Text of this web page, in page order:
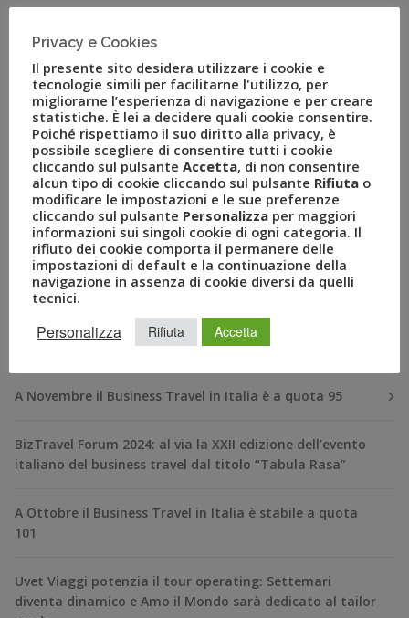
Mulini Resort&Spa di Erice e l’Infinity Resort di Tropea si
aggiungono ai nove hotel e resort già guidati dal
gruppo Uvet Milano, 10 febbraio 2021 – Salgono a dodici
le strutture alberghiere complessive a marchio Uvet
Hotel Company tra Italia ed estero. Infatti, la società
[…]
A Novembre il Business Travel in Italia è a quota 95
BizTravel Forum 2024: al via la XXII edizione dell’evento
italiano del business travel dal titolo “Tabula Rasa”
A Ottobre il Business Travel in Italia è stabile a quota
101
Uvet Viaggi potenzia il tour operating: Settemari
diventa dinamico e Amo il Mondo sarà dedicato al tailor
Privacy e Cookies
Il presente sito desidera utilizzare i cookie e
tecnologie simili per facilitarne l'utilizzo, per
migliorarne l’esperienza di navigazione e per creare
statistiche. È lei a decidere quali cookie consentire.
Poiché rispettiamo il suo diritto alla privacy, è
possibile scegliere di consentire tutti i cookie
cliccando sul pulsante Accetta, di non consentire
alcun tipo di cookie cliccando sul pulsante Rifiuta o
modificare le impostazioni e le sue preferenze
cliccando sul pulsante Personalizza per maggiori
informazioni sui singoli cookie di ogni categoria. Il
rifiuto dei cookie comporta il permanere delle
impostazioni di default e la continuazione della
navigazione in assenza di cookie diversi da quelli
tecnici.
Personalizza Rifiuta Accetta